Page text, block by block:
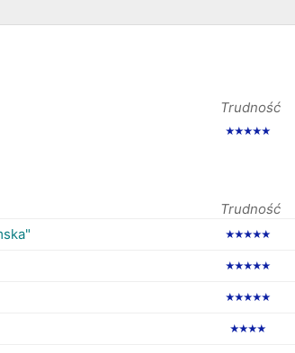
Trudność
★★★★★
Trudność
★★★★★
★★★★★
★★★★★
★★★★